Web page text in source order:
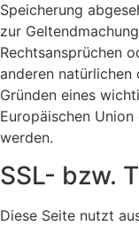
Speicherung
zur
Rechtsansprüchen
anderen natürlichen
Gründen eines
Europäischen
werden.
SSL- bzw.
Diese Seite nutzt